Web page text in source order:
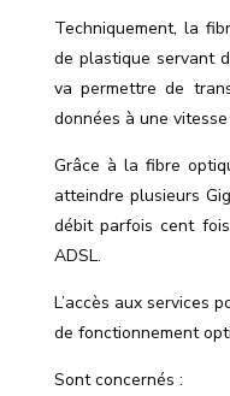
Techniquement, la
de plastique servant
va permettre de
données à une
Grâce à la fibre
atteindre plusieurs
débit parfois cent
ADSL.
L’accès aux services
de fonctionnement
Sont concernés :